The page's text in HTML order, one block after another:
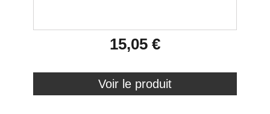
15,05 €
Voir le produit